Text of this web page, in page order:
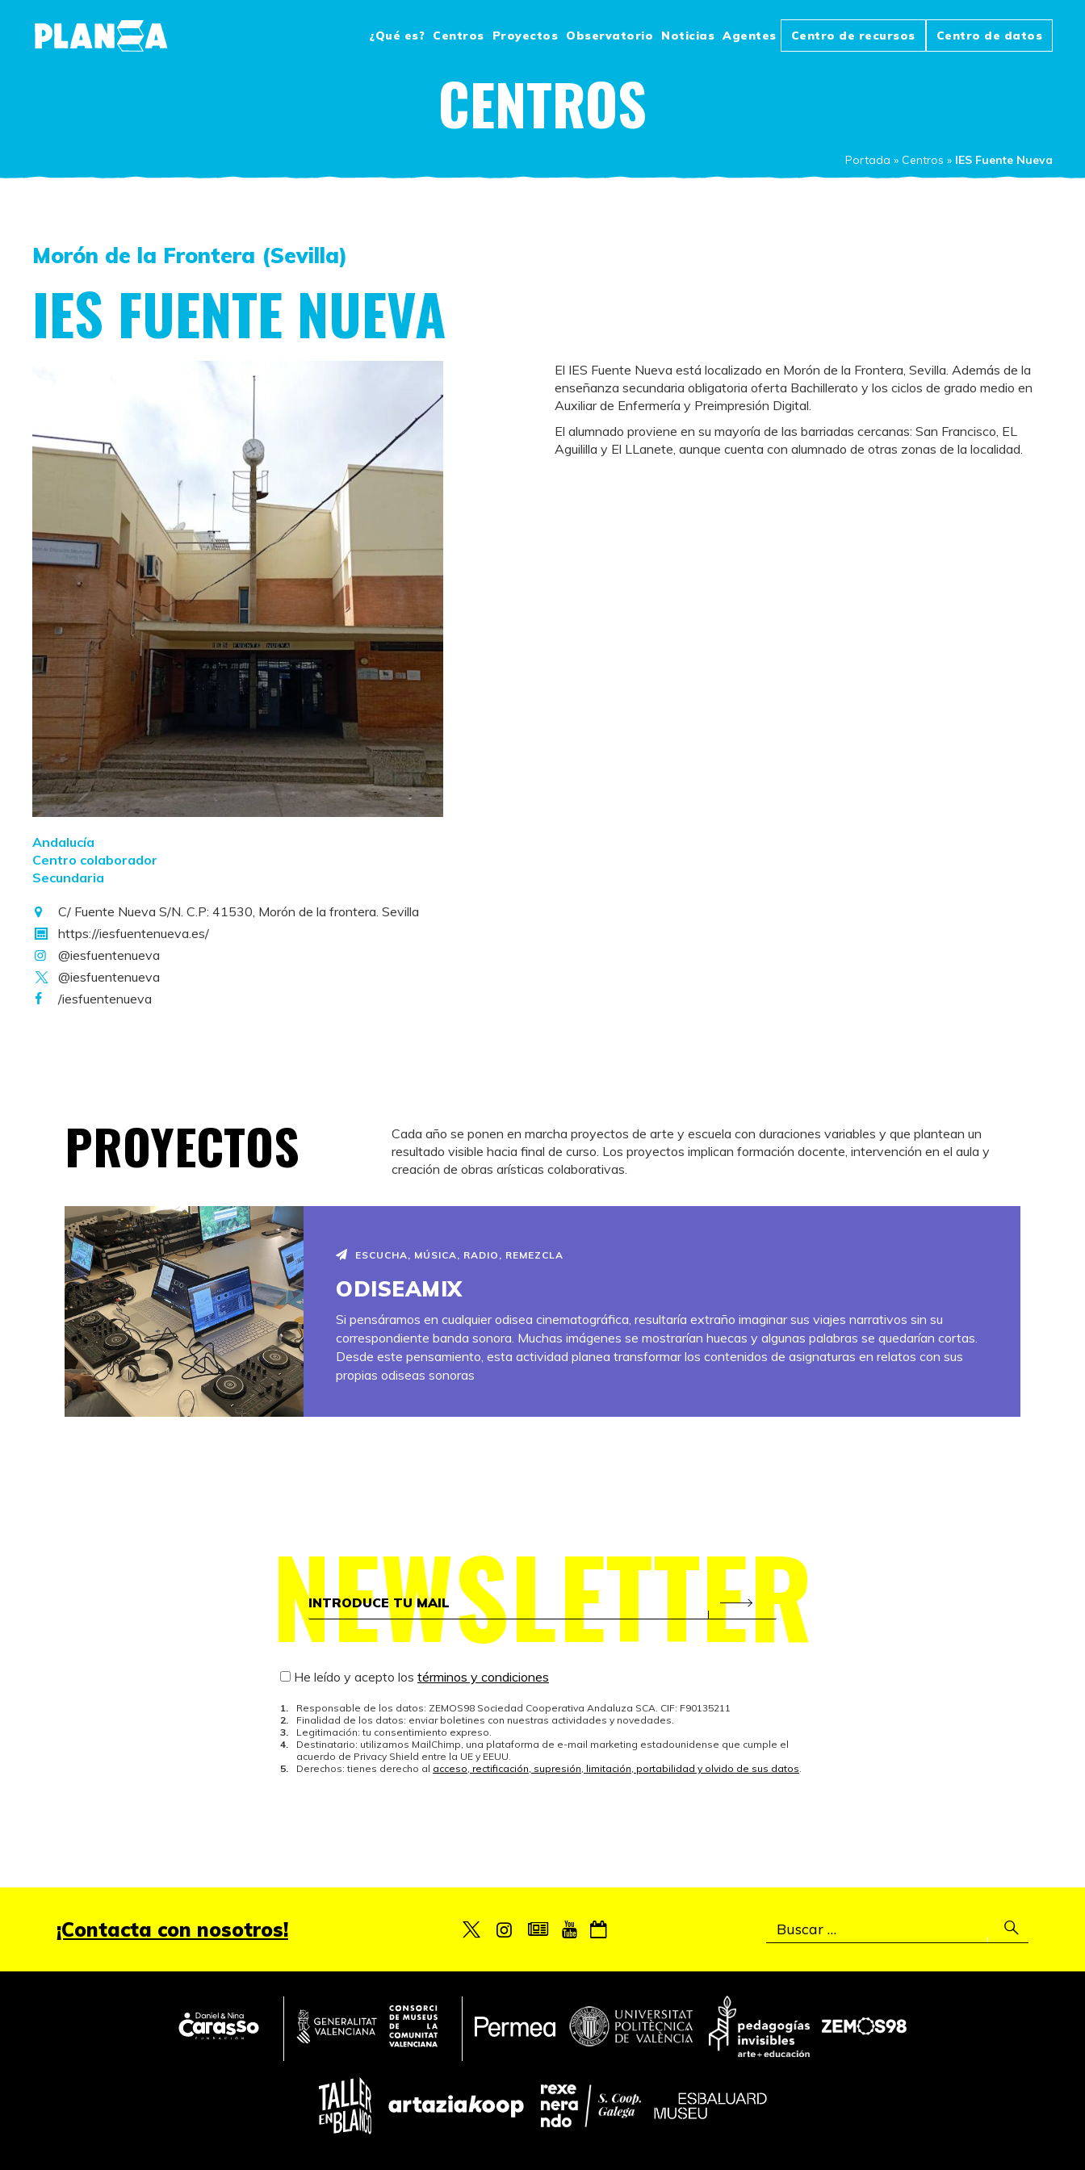
¿Qué es? Centros Proyectos Observatorio Noticias Agentes Centro de recursos Centro de datos
CENTROS
Portada » Centros » IES Fuente Nueva
Morón de la Frontera (Sevilla)
IES FUENTE NUEVA
Andalucía
Centro colaborador
Secundaria
C/ Fuente Nueva S/N. C.P: 41530, Morón de la frontera. Sevilla
https://iesfuentenueva.es/
@iesfuentenueva
@iesfuentenueva
/iesfuentenueva
El IES Fuente Nueva está localizado en Morón de la Frontera, Sevilla. Además de la
enseñanza secundaria obligatoria oferta Bachillerato y los ciclos de grado medio en
Auxiliar de Enfermería y Preimpresión Digital.
El alumnado proviene en su mayoría de las barriadas cercanas: San Francisco, EL
Aguililla y El LLanete, aunque cuenta con alumnado de otras zonas de la localidad.
PROYECTOS
Cada año se ponen en marcha proyectos de arte y escuela con duraciones variables y que plantean un
resultado visible hacia final de curso. Los proyectos implican formación docente, intervención en el aula y
creación de obras arísticas colaborativas.
ESCUCHA, MÚSICA, RADIO , REMEZCLA
ODISEAMIX
Si pensáramos en cualquier odisea cinematográfica, resultaría extraño imaginar sus viajes narrativos sin su
correspondiente banda sonora. Muchas imágenes se mostrarían huecas y algunas palabras se quedarían cortas.
Desde este pensamiento, esta actividad planea transformar los contenidos de asignaturas en relatos con sus
propias odiseas sonoras
NEWSLETTER
He leído y acepto los términos y condiciones
Responsable de los datos: ZEMOS98 Sociedad Cooperativa Andaluza SCA. CIF: F90135211
Finalidad de los datos: enviar boletines con nuestras actividades y novedades.
Legitimación: tu consentimiento expreso.
Destinatario: utilizamos MailChimp, una plataforma de e-mail marketing estadounidense que cumple el
acuerdo de Privacy Shield entre la UE y EEUU.
Derechos: tienes derecho al acceso, rectificación, supresión, limitación, portabilidad y olvido de sus datos.
¡Contacta con nosotros!